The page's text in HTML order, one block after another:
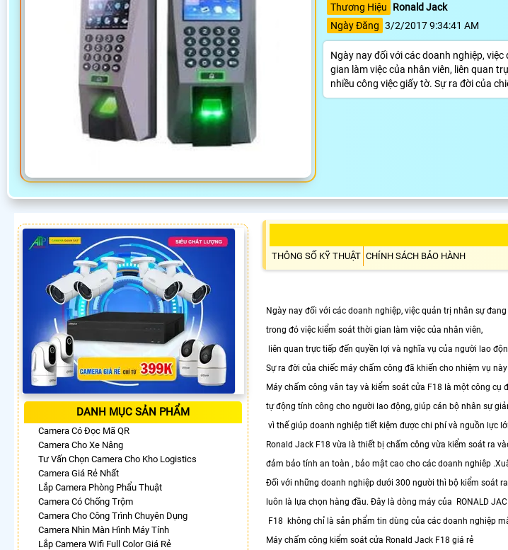
Thương Hiệu
Ronald Jack
Ngày Đăng 3/2/2017 9:34:41 AM
Ngày nay đối với các doanh nghiệp,
gian làm việc của nhân viên, liên quan
nhiều công việc giấy tờ. Sự ra đời của
DANH MỤC SẢN PHẨM
Camera Có Đọc Mã QR
Camera Cho Xe Nâng
Tư Vấn Chọn Camera Cho Kho Logistics
Camera Giá Rẻ Nhất
Lắp Camera Phòng Phẩu Thuật
Camera Có Chống Trộm
Camera Cho Công Trình Chuyên Dụng
Camera Nhìn Màn Hình Máy Tính
Lắp Camera Wifi Full Color Giá Rẻ
THÔNG SỐ KỸ THUẬT CHÍNH SÁCH BẢO HÀNH
Ngày nay đối với các doanh nghiệp, việc quản trị nhân sự
trong đó việc kiểm soát thời gian làm việc của nhân viên,
liên quan trực tiếp đến quyền lợi và nghĩa vụ của người lao
Sự ra đời của chiếc máy chấm công đã khiến cho nhiệm vụ
Máy chấm công vân tay và kiểm soát cửa F18 là một công
tự động tính công cho người lao động, giúp cán bộ nhân sự
vì thế giúp doanh nghiệp tiết kiệm được chi phí và nguồn lực
Ronald Jack F18 vừa là thiết bị chấm công vừa kiểm soát ra
đảm bảo tính an toàn , bảo mật cao cho các doanh nghiêp
Đối với những doanh nghiệp dưới 300 người thì bộ kiểm soát
luôn là lựa chọn hàng đầu. Đây là dòng máy của RONALD
F18 không chỉ là sản phẩm tin dùng của các doanh nghiệp
Máy chấm công kiểm soát cửa Ronald Jack F18 giá rẻ